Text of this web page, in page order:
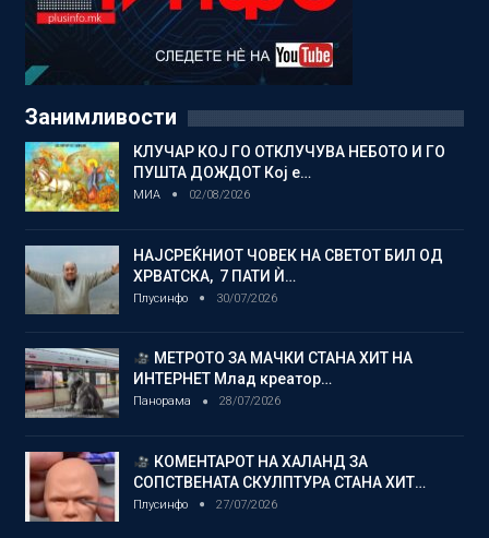
Занимливости
КЛУЧАР КОЈ ГО ОТКЛУЧУВА НЕБОТО И ГО
ПУШТА ДОЖДОТ Кој е…
МИА 02/08/2026
НАЈСРЕЌНИОТ ЧОВЕК НА СВЕТОТ БИЛ ОД
ХРВАТСКА, 7 ПАТИ Ѝ…
Плусинфо 30/07/2026
МЕТРОТО ЗА МАЧКИ СТАНА ХИТ НА
ИНТЕРНЕТ Млад креатор…
Панорама 28/07/2026
КОМЕНТАРОТ НА ХАЛАНД ЗА
СОПСТВЕНАТА СКУЛПТУРА СТАНА ХИТ…
Плусинфо 27/07/2026